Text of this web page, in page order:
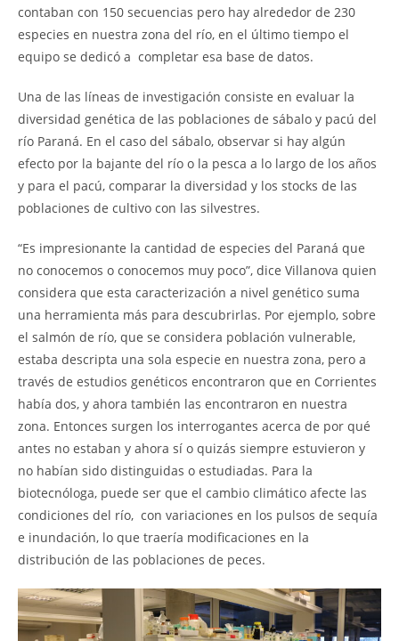
contaban con 150 secuencias pero hay alrededor de 230
especies en nuestra zona del río, en el último tiempo el
equipo se dedicó a completar esa base de datos.
Una de las líneas de investigación consiste en evaluar la
diversidad genética de las poblaciones de sábalo y pacú del
río Paraná. En el caso del sábalo, observar si hay algún
efecto por la bajante del río o la pesca a lo largo de los años
y para el pacú, comparar la diversidad y los stocks de las
poblaciones de cultivo con las silvestres.
“Es impresionante la cantidad de especies del Paraná que
no conocemos o conocemos muy poco”, dice Villanova quien
considera que esta caracterización a nivel genético suma
una herramienta más para descubrirlas. Por ejemplo, sobre
el salmón de río, que se considera población vulnerable,
estaba descripta una sola especie en nuestra zona, pero a
través de estudios genéticos encontraron que en Corrientes
había dos, y ahora también las encontraron en nuestra
zona. Entonces surgen los interrogantes acerca de por qué
antes no estaban y ahora sí o quizás siempre estuvieron y
no habían sido distinguidas o estudiadas. Para la
biotecnóloga, puede ser que el cambio climático afecte las
condiciones del río, con variaciones en los pulsos de sequía
e inundación, lo que traería modificaciones en la
distribución de las poblaciones de peces.